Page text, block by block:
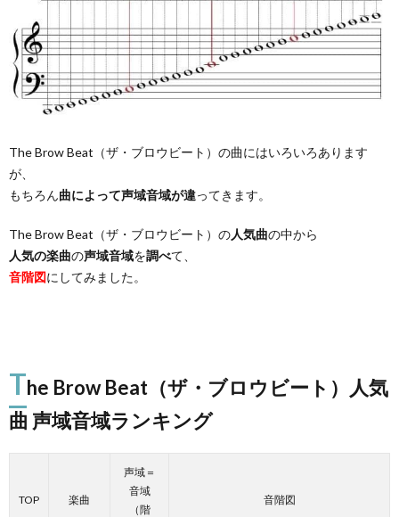
The Brow Beat（ザ・ブロウビート）の曲にはいろいろあります
が、
もちろん曲によって声域音域が違ってきます。
The Brow Beat（ザ・ブロウビート）の人気曲の中から
人気の楽曲の声域音域を調べて、
音階図にしてみました。
The Brow Beat（ザ・ブロウビート）人気
曲 声域音域ランキング
TOP 楽曲
声域＝
音域
（階
音階図